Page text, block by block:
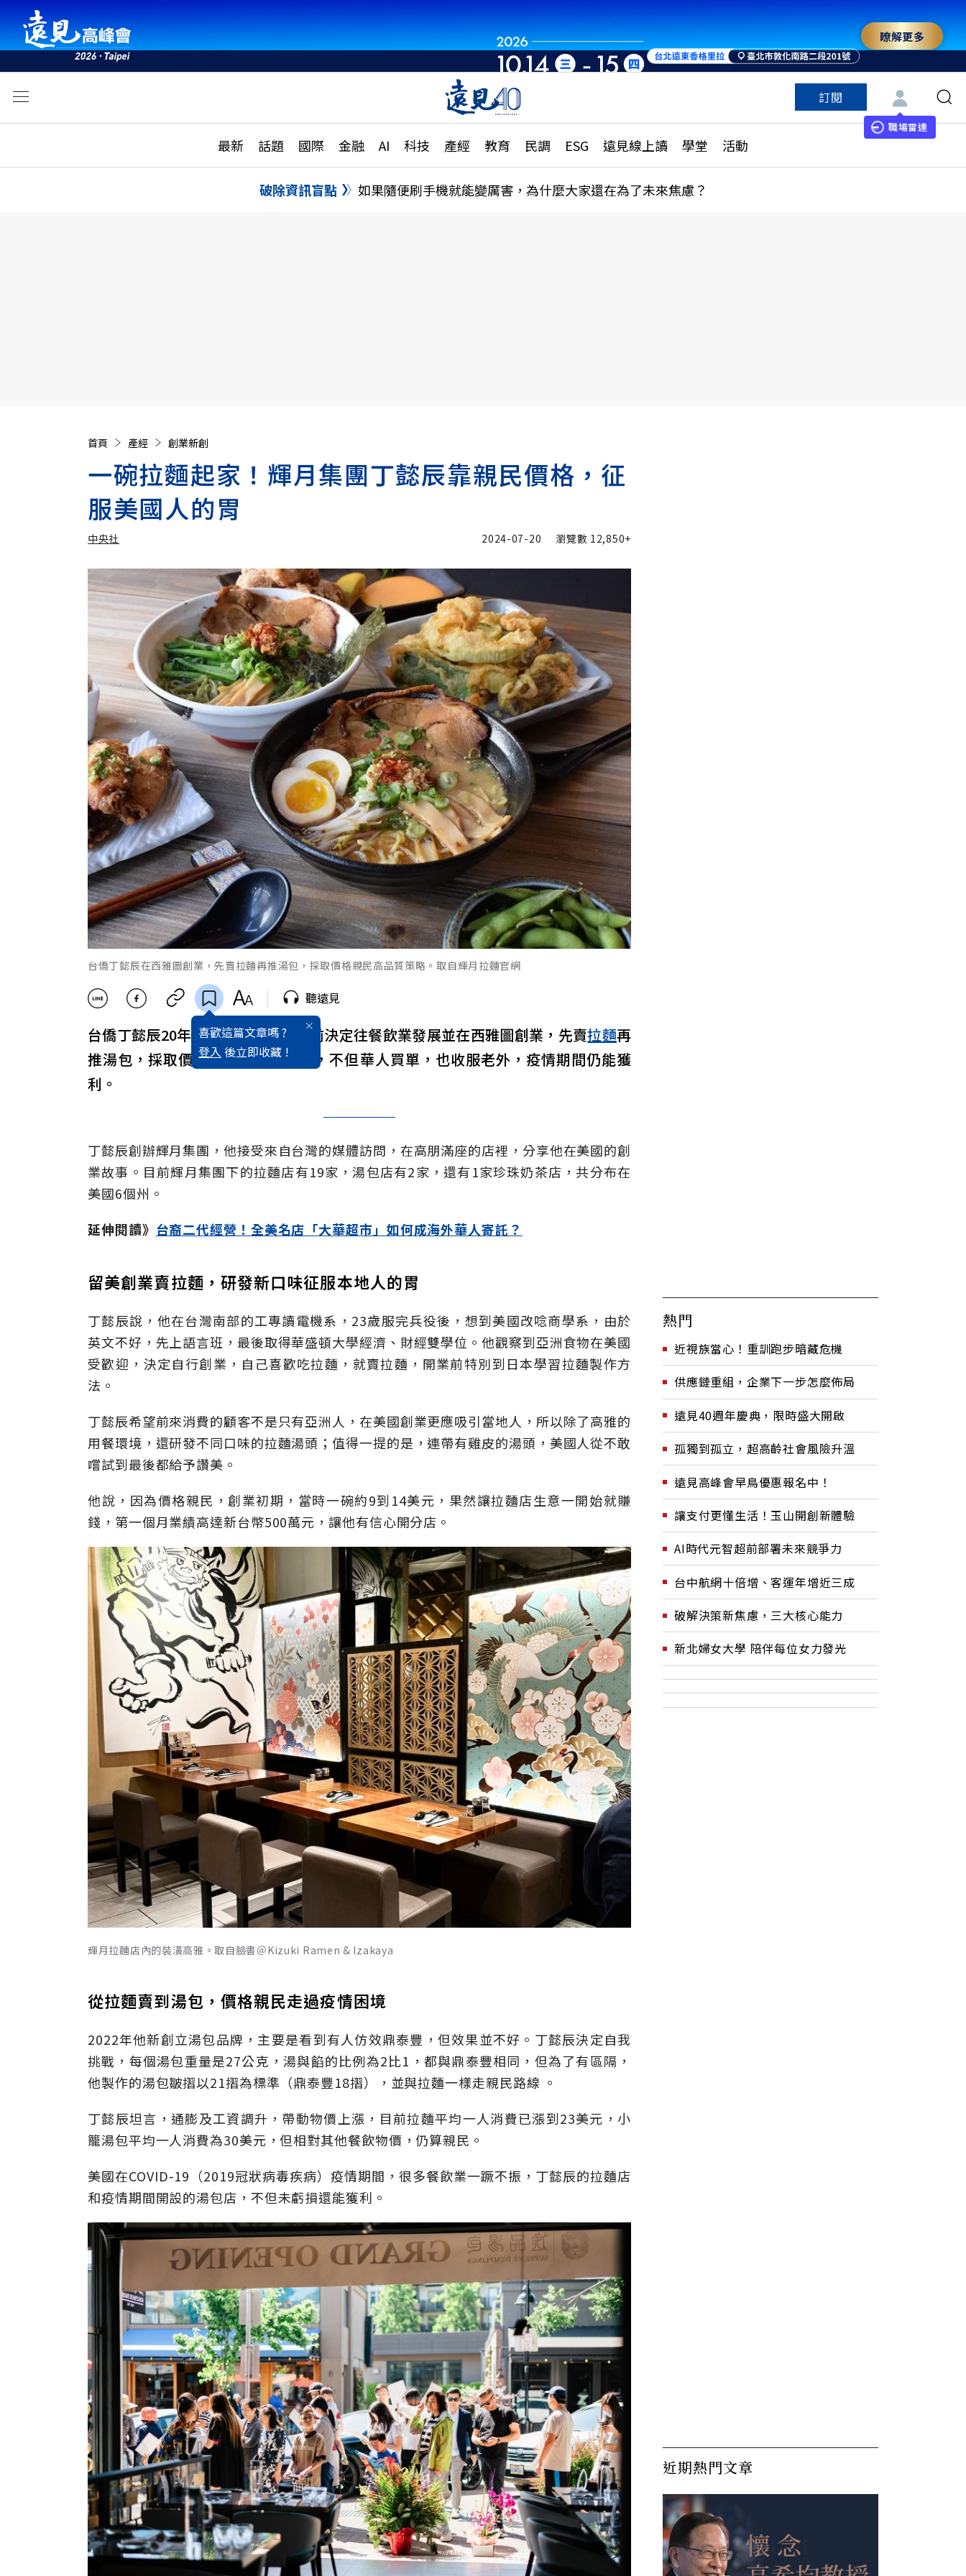
瞭解更多
訂閱
職場雷達
最新 話題 國際 金融 AI 科技 產經 教育 民調 ESG 遠見線上讀 學堂 活動
活動
話題
國際
特輯
大學升學、職涯攻略
縣市施政調查全解析
更多訂閱方案
特色頻道
破除資訊盲點 如果隨便刷手機就能變厲害，為什麼大家還在為了未來焦慮？
首頁 產經 創業新創
一碗拉麵起家！輝月集團丁懿辰靠親民價格，征
服美國人的胃
中央社
加入追蹤
2024-07-20 瀏覽數 12,850+
台僑丁懿辰在西雅圖創業，先賣拉麵再推湯包，採取價格親民高品質策略。取自輝月拉麵官網
喜歡這篇文章嗎 ?
登入 後立即收藏 !
聽遠見
台僑丁懿辰20年前留學美國，12年前決定往餐飲業發展並在西雅圖創業，先賣拉麵再
推湯包，採取價格親民高品質策略，不但華人買單，也收服老外，疫情期間仍能獲
利。
丁懿辰創辦輝月集團，他接受來自台灣的媒體訪問，在高朋滿座的店裡，分享他在美國的創
業故事。目前輝月集團下的拉麵店有19家，湯包店有2家，還有1家珍珠奶茶店，共分布在
美國6個州。
延伸閱讀》 台裔二代經營！全美名店「大華超市」如何成海外華人寄託？
留美創業賣拉麵，研發新口味征服本地人的胃
丁懿辰說，他在台灣南部的工專讀電機系，23歲服完兵役後，想到美國改唸商學系，由於
英文不好，先上語言班，最後取得華盛頓大學經濟、財經雙學位。他觀察到亞洲食物在美國
受歡迎，決定自行創業，自己喜歡吃拉麵，就賣拉麵，開業前特別到日本學習拉麵製作方
法。
丁懿辰希望前來消費的顧客不是只有亞洲人，在美國創業更應吸引當地人，所以除了高雅的
用餐環境，還研發不同口味的拉麵湯頭；值得一提的是，連帶有雞皮的湯頭，美國人從不敢
嚐試到最後都給予讚美。
他說，因為價格親民，創業初期，當時一碗約9到14美元，果然讓拉麵店生意一開始就賺
錢，第一個月業績高達新台幣500萬元，讓他有信心開分店。
輝月拉麵店內的裝潢高雅。取自臉書＠Kizuki Ramen & Izakaya
從拉麵賣到湯包，價格親民走過疫情困境
2022年他新創立湯包品牌，主要是看到有人仿效鼎泰豐，但效果並不好。丁懿辰決定自我
挑戰，每個湯包重量是27公克，湯與餡的比例為2比1，都與鼎泰豐相同，但為了有區隔，
他製作的湯包皺摺以21摺為標準（鼎泰豐18摺），並與拉麵一樣走親民路線 。
丁懿辰坦言，通膨及工資調升，帶動物價上漲，目前拉麵平均一人消費已漲到23美元，小
籠湯包平均一人消費為30美元，但相對其他餐飲物價，仍算親民。
美國在COVID-19（2019冠狀病毒疾病）疫情期間，很多餐飲業一蹶不振，丁懿辰的拉麵店
和疫情期間開設的湯包店，不但未虧損還能獲利。
熱門
近視族當心！重訓跑步暗藏危機
供應鏈重組，企業下一步怎麼佈局
遠見40週年慶典，限時盛大開啟
孤獨到孤立，超高齡社會風險升溫
遠見高峰會早鳥優惠報名中！
讓支付更懂生活！玉山開創新體驗
AI時代元智超前部署未來競爭力
台中航網十倍增、客運年增近三成
破解決策新焦慮，三大核心能力
新北婦女大學 陪伴每位女力發光
近期熱門文章